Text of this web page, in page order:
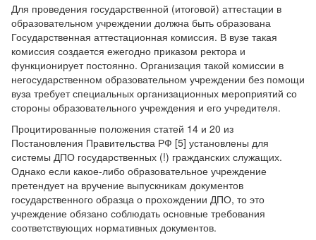
Для проведения государственной (итоговой) аттестации в
образовательном учреждении должна быть образована
Государственная аттестационная комиссия. В вузе такая
комиссия создается ежегодно приказом ректора и
функционирует постоянно. Организация такой комиссии в
негосударственном образовательном учреждении без помощи
вуза требует специальных организационных мероприятий со
стороны образовательного учреждения и его учредителя.
Процитированные положения статей 14 и 20 из
Постановления Правительства РФ [5] установлены для
системы ДПО государственных (!) гражданских служащих.
Однако если какое-либо образовательное учреждение
претендует на вручение выпускникам документов
государственного образца о прохождении ДПО, то это
учреждение обязано соблюдать основные требования
соответствующих нормативных документов.